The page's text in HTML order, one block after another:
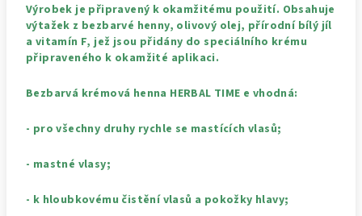
Výrobek je připravený k okamžitému použití. Obsahuje
výtažek z bezbarvé henny, olivový olej, přírodní bílý jíl
a vitamín F, jež jsou přidány do speciálního krému
připraveného k okamžité aplikaci.
Bezbarvá krémová henna HERBAL TIME e vhodná:
- pro všechny druhy rychle se mastících vlasů;
- mastné vlasy;
- k hloubkovému čistění vlasů a pokožky hlavy;